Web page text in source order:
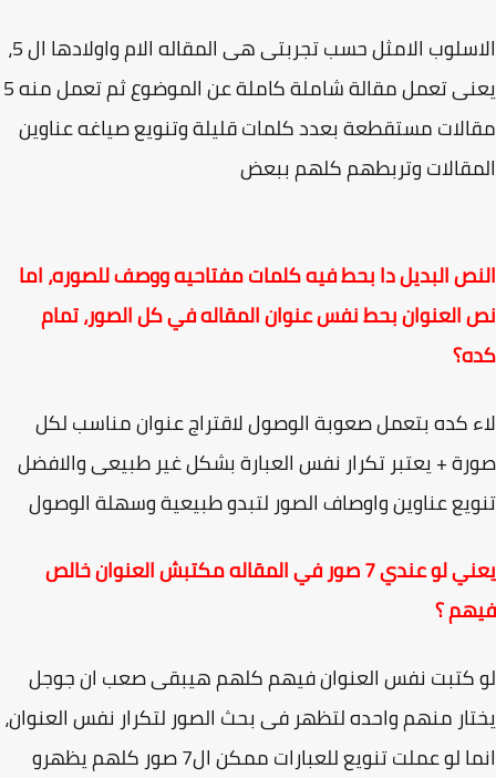
الاسلوب الامثل حسب تجربتى هى المقاله الام واولادها ال 5،
يعنى تعمل مقالة شاملة كاملة عن الموضوع ثم تعمل منه 5
مستقطعة بعدد كلمات قليلة وتنويع صياغه عناوين
وتربطهم كلهم ببعض
البديل دا بحط فيه كلمات مفتاحيه ووصف للصوره، اما
بحط نفس عنوان المقاله في كل الصور، تمام
كده بتعمل صعوبة الوصول لاقتراج عنوان مناسب لكل
+ يعتبر تكرار نفس العبارة بشكل غير طبيعى والافضل
عناوين واوصاف الصور لتبدو طبيعية وسهلة الوصول
يعني لو عندي 7 صور في المقاله مكتبش العنوان خالص
؟
كتبت نفس العنوان فيهم كلهم هيبقى صعب ان جوجل
منهم واحده لتظهر فى بحث الصور لتكرار نفس العنوان،
انما لو عملت تنويع للعبارات ممكن ال7 صور كلهم يظهرو